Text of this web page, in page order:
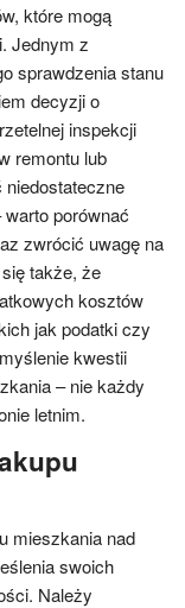
które mogą
Jednym z
sprawdzenia stanu
decyzji o
inspekcji
remontu lub
porównać
zwrócić uwagę na
także, że
kosztów
jak podatki czy
kwestii
– nie każdy
letnim.
mieszkania nad
swoich
Należy